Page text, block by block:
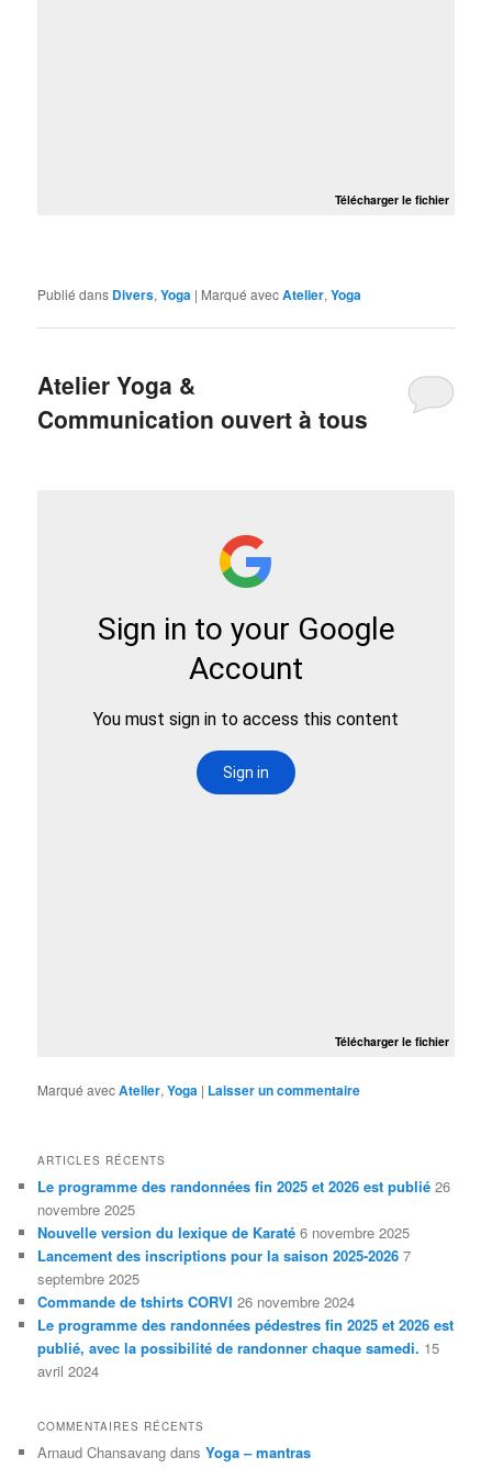
Télécharger le fichier
Publié dans Divers,Yoga | Marqué avecAtelier,Yoga
Atelier Yoga &
Communication ouvert à tous
Télécharger le fichier
Marqué avecAtelier,Yoga | Laisser un commentaire
ARTICLES RÉCENTS
Le programme des randonnées fin 2025 et 2026 est publié 26
novembre 2025
Nouvelle version du lexique de Karaté 6 novembre 2025
Lancement des inscriptions pour la saison 2025-2026 7
septembre 2025
Commande de tshirts CORVI 26 novembre 2024
Le programme des randonnées pédestres fin 2025 et 2026 est
publié, avec la possibilité de randonner chaque samedi. 15
avril 2024
COMMENTAIRES RÉCENTS
Arnaud Chansavang dansYoga – mantras